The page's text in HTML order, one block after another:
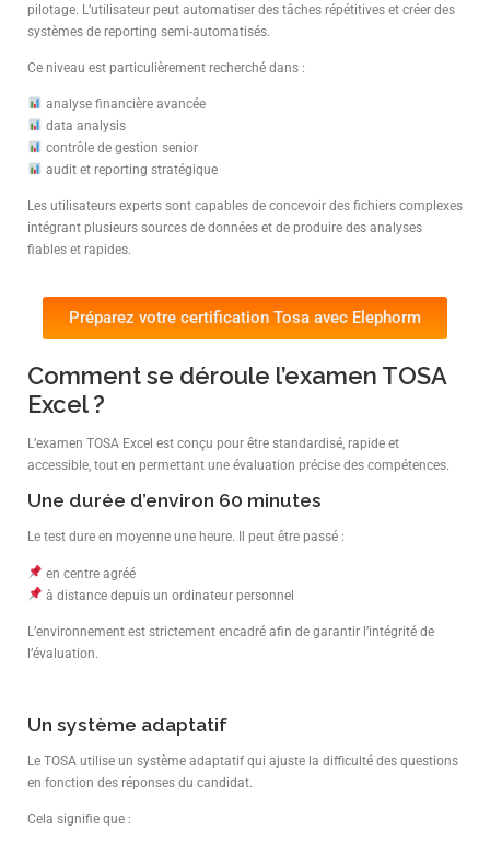
pilotage. L’utilisateur peut automatiser des tâches répétitives et créer des
systèmes de reporting semi-automatisés.
Ce niveau est particulièrement recherché dans :
analyse financière avancée
data analysis
contrôle de gestion senior
audit et reporting stratégique
Les utilisateurs experts sont capables de concevoir des fichiers complexes
intégrant plusieurs sources de données et de produire des analyses
fiables et rapides.
Préparez votre certification Tosa avec Elephorm
Comment se déroule l’examen TOSA
Excel ?
L’examen TOSA Excel est conçu pour être standardisé, rapide et
accessible, tout en permettant une évaluation précise des compétences.
Une durée d’environ 60 minutes
Le test dure en moyenne une heure. Il peut être passé :
en centre agréé
à distance depuis un ordinateur personnel
L’environnement est strictement encadré afin de garantir l’intégrité de
l’évaluation.
Un système adaptatif
Le TOSA utilise un système adaptatif qui ajuste la difficulté des questions
en fonction des réponses du candidat.
Cela signifie que :